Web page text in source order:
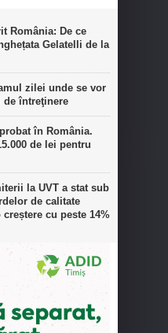
România: De ce
Gelatelli de la
zilei unde se vor
de întreţinere
în România.
de lei pentru
la UVT a stat sub
de calitate
cu peste 14%